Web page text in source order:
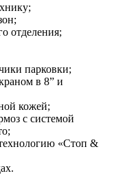
отделения;
парковки;
в 8” и
кожей;
с системой
«Стоп &